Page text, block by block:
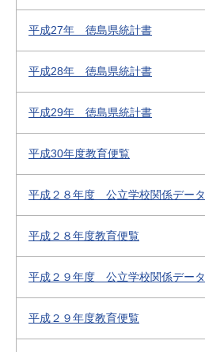
平成27年 徳島県統計書
平成28年 徳島県統計書
平成29年 徳島県統計書
平成30年度教育便覧
平成２８年度 公立学校関係データ
平成２８年度教育便覧
平成２９年度 公立学校関係データ
平成２９年度教育便覧